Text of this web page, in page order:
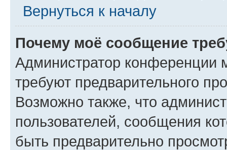
Вернуться к началу
Почему моё сообщение
Администратор конференции
требуют предварительного
Возможно также, что
пользователей, сообщения
быть предварительно